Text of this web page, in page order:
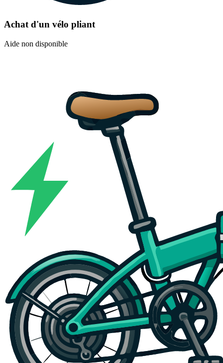
Achat d'un vélo pliant
Aide non disponible